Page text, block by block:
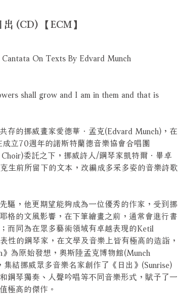
(CD) 【ECM】
On Texts By Edvard Munch
shall grow and I am in them and that is
存的挪威畫家愛德華．孟克(Edvard Munch)，在
立70週年的諾斯特蘭德音樂協會合唱團
委託之下，挪威詩人/鋼琴家凱特爾．畢卓
生前所留下的文本，改編成多采多姿的音樂詩歌
驅，他更期望能夠成為一位優秀的作家，受到挪
格的文風影響，在下筆繪畫之前，通常會進行書
而同為在眾多藝術領域有卓越表現的Ketil
性的鋼琴家，在文學及音樂上皆有極高的造詣，
為原始發想，奧斯陸孟克博物館(Munch
結挪威眾多音樂名家創作了《日出》(Sunrise)
鋼琴獨奏、人聲吟唱等不同音樂形式，賦予了一
極高的傑作。